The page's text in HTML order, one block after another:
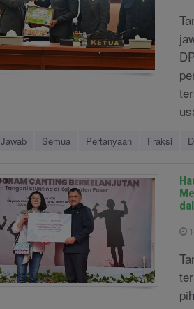
Jawab Semua Pertanyaan Fraksi